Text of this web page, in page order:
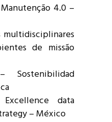
4.0 –
multidisciplinares
de missão
Sostenibilidad
data
– México